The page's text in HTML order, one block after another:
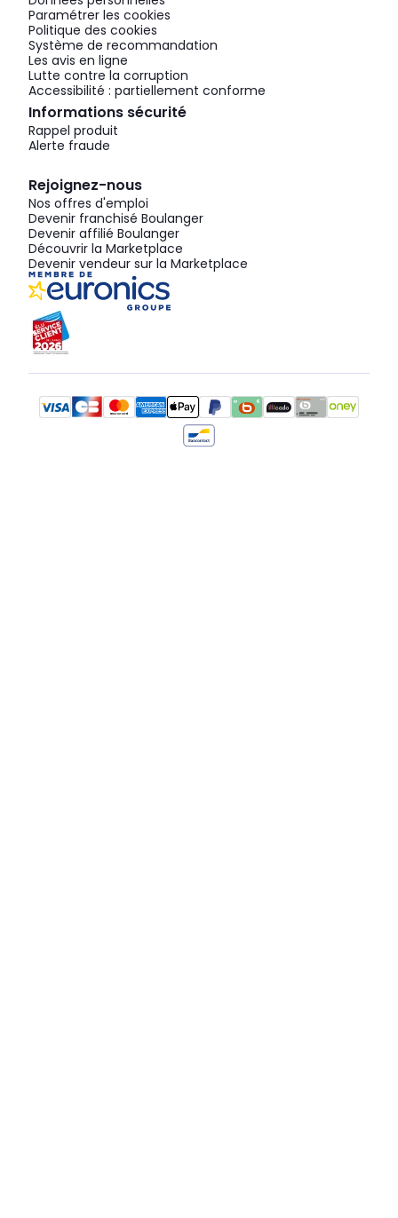
Paramétrer les cookies
Politique des cookies
Système de recommandation
Les avis en ligne
Lutte contre la corruption
Accessibilité : partiellement conforme
Informations sécurité
Rappel produit
Alerte fraude
Rejoignez-nous
Nos offres d'emploi
Devenir franchisé Boulanger
Devenir affilié Boulanger
Découvrir la Marketplace
Devenir vendeur sur la Marketplace